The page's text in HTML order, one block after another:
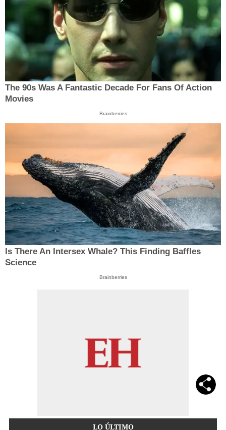
The 90s Was A Fantastic Decade For Fans Of Action
Movies
Brainberries
Is There An Intersex Whale? This Finding Baffles
Science
Brainberries
LO ÚLTIMO